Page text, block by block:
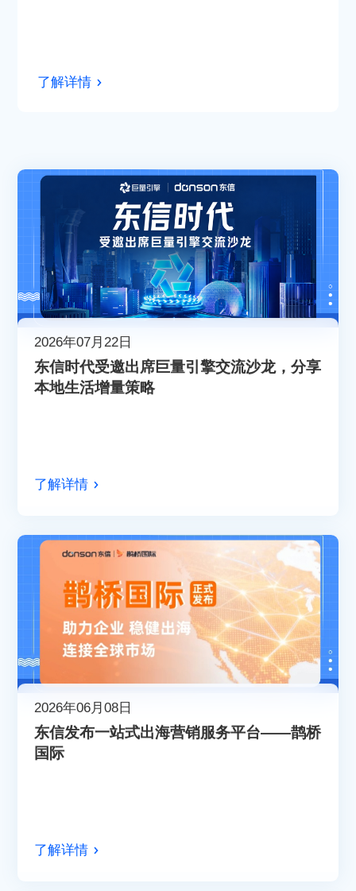
了解详情
2026年07月22日
东信时代受邀出席巨量引擎交流沙龙，分享
本地生活增量策略
了解详情
2026年06月08日
东信发布一站式出海营销服务平台——鹊桥
国际
了解详情